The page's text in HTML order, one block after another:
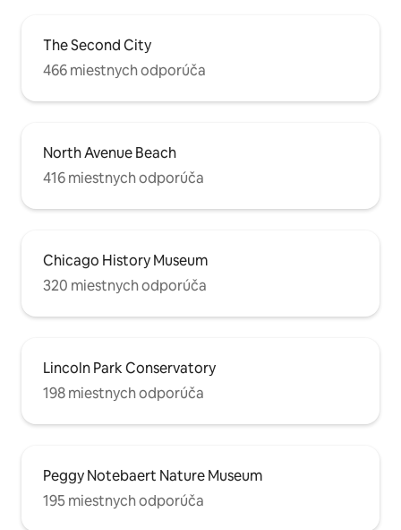
The Second City
466 miestnych odporúča
North Avenue Beach
416 miestnych odporúča
Chicago History Museum
320 miestnych odporúča
Lincoln Park Conservatory
198 miestnych odporúča
Peggy Notebaert Nature Museum
195 miestnych odporúča